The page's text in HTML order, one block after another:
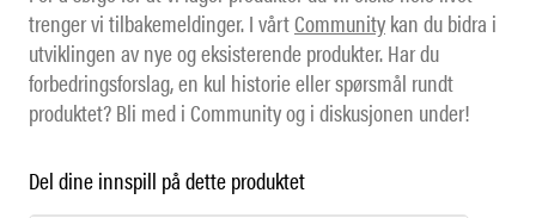
trenger vi tilbakemeldinger. I vårtCommunitykan du bidra i
utviklingen av nye og eksisterende produkter. Har du
forbedringsforslag, en kul historie eller spørsmål rundt
produktet? Bli med i Community og i diskusjonen under!
Del dine innspill på dette produktet